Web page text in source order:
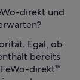
direkt und
Egal, ob
bereits
direkt™